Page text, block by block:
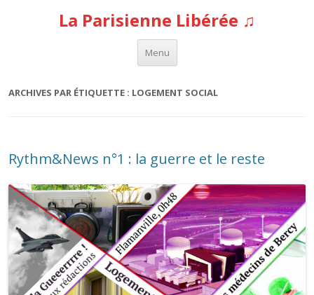
La Parisienne Libérée ♫
Menu
Aller au contenu
ARCHIVES PAR ÉTIQUETTE : LOGEMENT SOCIAL
Rythm&News n°1 : la guerre et le reste